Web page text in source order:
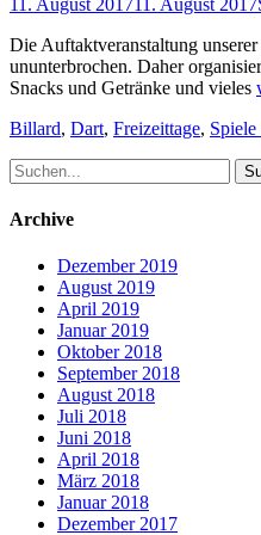
Die Auftaktveranstaltung
ununterbrochen. Daher
Snacks und Getränke und vieles
Schlagworte
Billard, Dart, Freizeittage, Spiele
Suche
nach:
Archive
Dezember 2019
August 2019
April 2019
Januar 2019
Oktober 2018
September 2018
August 2018
Juli 2018
Juni 2018
April 2018
März 2018
Januar 2018
Dezember 2017